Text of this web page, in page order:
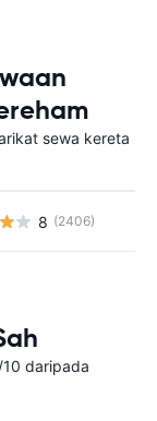
sewa kereta
8 (2406)
daripada